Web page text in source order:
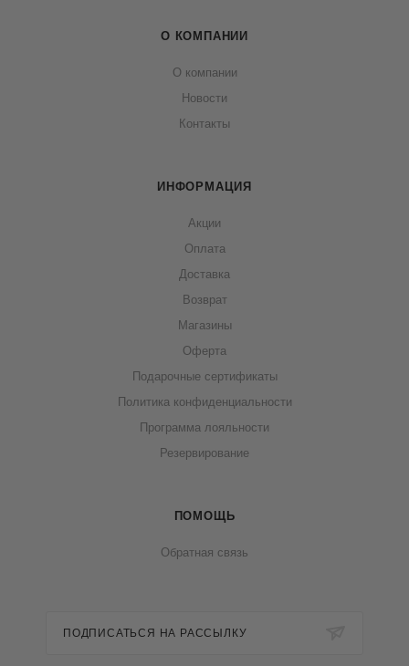
О КОМПАНИИ
О компании
Новости
Контакты
ИНФОРМАЦИЯ
Акции
Оплата
Доставка
Возврат
Магазины
Оферта
Подарочные сертификаты
Политика конфиденциальности
Программа лояльности
Резервирование
ПОМОЩЬ
Обратная связь
ПОДПИСАТЬСЯ НА РАССЫЛКУ